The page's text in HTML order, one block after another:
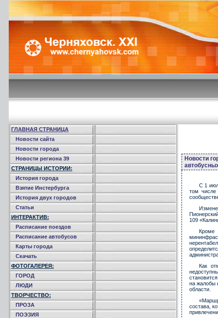
ГЛАВНАЯ СТРАНИЦА
Новости сайта
Новости города
Новости региона 39
СТРАНИЦЫ ИСТОРИИ:
История города
Взятие Инстербурга
История двух городов
Статьи
ИНТЕРАКТИВ:
Расписание поездов
Расписание автобусов
Карты города
Скачать
ФОТОГАЛЕРЕЯ:
ГОРОД
ЛЮДИ
ТВОРЧЕСТВО:
ПРОЗА
ПОЭЗИЯ
Новости
С 1
том
109
Как
на жалобы
области.
состава,